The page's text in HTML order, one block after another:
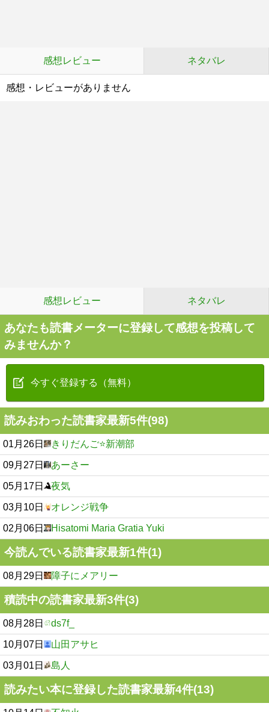
感想レビュー ネタバレ
感想・レビューがありません
感想レビュー ネタバレ
あなたも読書メーターに登録して感想を投稿して
みませんか？
今すぐ登録する（無料）
読みおわった読書家最新5件(98)
01月26日 きりだんご⭐️新潮部
09月27日 あーさー
05月17日 夜気
03月10日 オレンジ戦争
02月06日 Hisatomi Maria Gratia Yuki
今読んでいる読書家最新1件(1)
08月29日 障子にメアリー
積読中の読書家最新3件(3)
08月28日 ds7f_
10月07日 山田アサヒ
03月01日 島人
読みたい本に登録した読書家最新4件(13)